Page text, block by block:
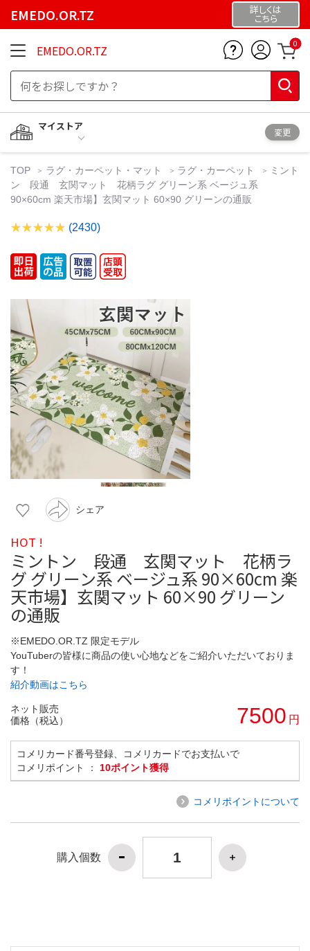
EMEDO.OR.TZ 詳しくは
こちら
EMEDO.OR.TZ 0
マイストア
変更
TOP ラグ・カーペット・マット ラグ・カーペット
ミント
ン 段通 玄関マット 花柄ラグ グリーン系 ベージュ系
90×60cm 楽天市場】玄関マット 60×90 グリーンの通販
(2430)
シェア
HOT !
ミントン 段通 玄関マット 花柄ラ
グ グリーン系 ベージュ系 90×60cm 楽
天市場】玄関マット 60×90 グリーン
の通販
※EMEDO.OR.TZ 限定モデル
YouTuberの皆様に商品の使い心地などをご紹介いただいておりま
す！
紹介動画はこちら
ネット販売
価格（税込）
7500 円
コメリカード番号登録、コメリカードでお支払いで
コメリポイント ： 10ポイント獲得
コメリポイントについて
購入個数